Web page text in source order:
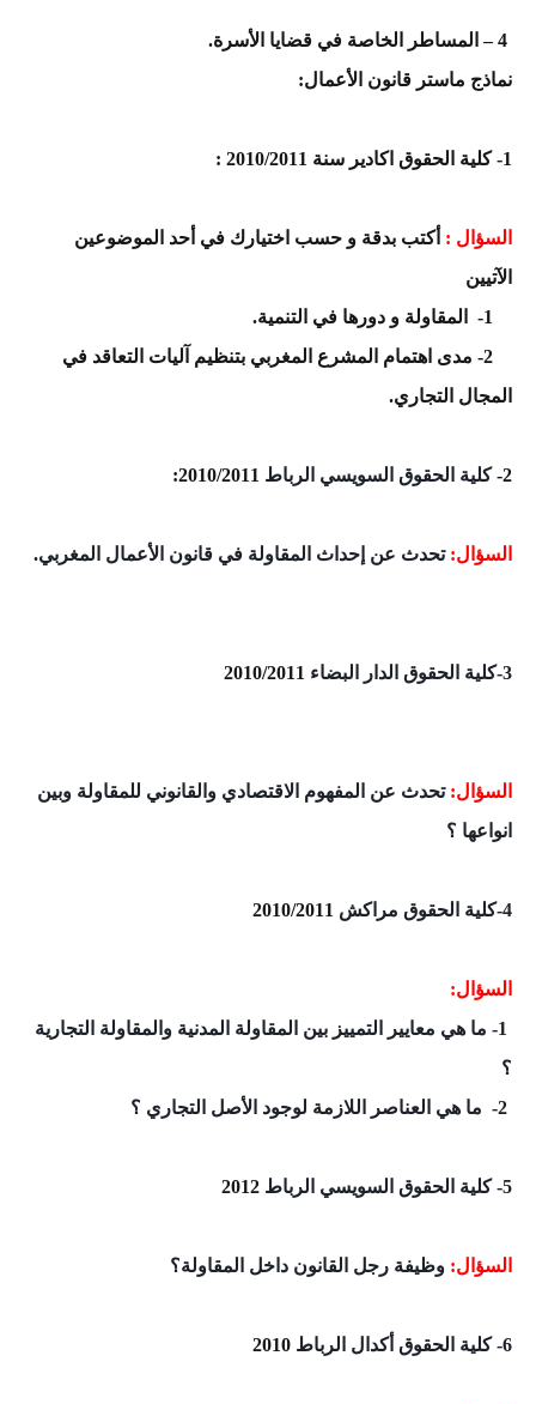
نماذج ماستر قانون الأعمال:
1- كلية الحقوق اكادير سنة 2010/2011 :
السؤال : أكتب بدقة و حسب اختيارك في أحد الموضوعين
الآتيين
2- مدى اهتمام المشرع المغربي بتنظيم آليات التعاقد في
المجال التجاري.
2- كلية الحقوق السويسي الرباط 2010/2011:
السؤال: تحدث عن إحداث المقاولة في قانون الأعمال المغربي.
3-كلية الحقوق الدار البضاء
السؤال:تحدث عن المفهوم الاقتصادي والقانوني للمقاولة وبين
انواعها ؟
4-كلية الحقوق مراكش 2010/2011
السؤال:
1- ما هي معايير التمييز بين المقاولة المدنية والمقاولة التجارية
؟
2- ما هي العناصر اللازمة لوجود الأصل التجاري ؟
5- كلية الحقوق السويسي الرباط 2012
السؤال: وظيفة رجل القانون داخل المقاولة؟
6- كلية الحقوق أكدال الرباط 2010